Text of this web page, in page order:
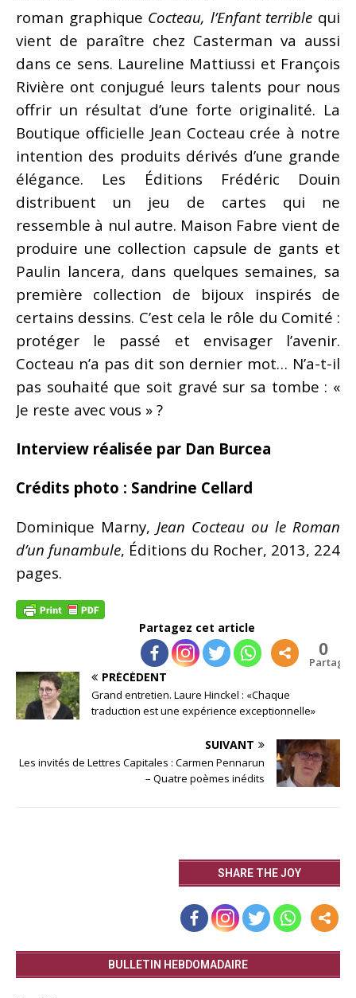
roman graphique Cocteau, l’Enfant terrible qui
vient de paraître chez Casterman va aussi
dans ce sens. Laureline Mattiussi et François
Rivière ont conjugué leurs talents pour nous
offrir un résultat d’une forte originalité. La
Boutique officielle Jean Cocteau crée à notre
intention des produits dérivés d’une grande
élégance. Les Éditions Frédéric Douin
distribuent un jeu de cartes qui ne
ressemble à nul autre. Maison Fabre vient de
produire une collection capsule de gants et
Paulin lancera, dans quelques semaines, sa
première collection de bijoux inspirés de
certains dessins. C’est cela le rôle du Comité :
protéger le passé et envisager l’avenir.
Cocteau n’a pas dit son dernier mot… N’a-t-il
pas souhaité que soit gravé sur sa tombe : «
Je reste avec vous » ?
Interview réalisée par Dan Burcea
Crédits photo : Sandrine Cellard
Dominique Marny, Jean Cocteau ou le Roman
d’un funambule, Éditions du Rocher, 2013, 224
pages.
Partagez cet article
0
Partages
PRÉCÉDENT
Grand entretien. Laure Hinckel : «Chaque
traduction est une expérience exceptionnelle»
SUIVANT
Les invités de Lettres Capitales : Carmen Pennarun
– Quatre poèmes inédits
SHARE THE JOY
BULLETIN HEBDOMADAIRE